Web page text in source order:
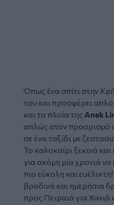
Όπως ένα σπίτι στην
του και προσφέρει
και τα πλοία της Anek
απλώς στον προορισμό
σε ένα ταξίδι με
Το καλοκαίρι ξεκινά και
για ακόμη μία χρονιά να
πιο εύκολη και
βραδινά και ημερήσια
προς Πειραιά για Χανιά